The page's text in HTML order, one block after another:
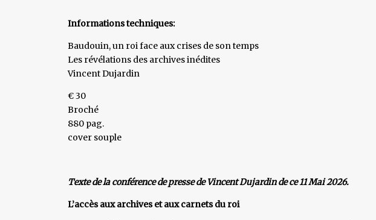
Informations techniques:
Baudouin, un roi face aux crises de son temps
Les révélations des archives inédites
Vincent Dujardin
€ 30
Broché
880 pag.
cover souple
Texte de la conférence de presse de Vincent Dujardin de ce 11 Mai 2026.
L’accès aux archives et aux carnets du roi